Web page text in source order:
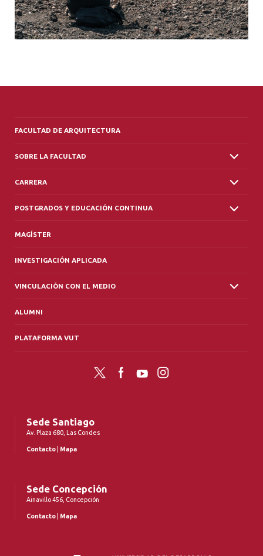
FACULTAD DE ARQUITECTURA
SOBRE LA FACULTAD
CARRERA
POSTGRADOS Y EDUCACIÓN CONTINUA
MAGÍSTER
INVESTIGACIÓN APLICADA
VINCULACIÓN CON EL MEDIO
ALUMNI
PLATAFORMA VUT
Twitter FacebookYouTubeInstagram
Sede Santiago
Av. Plaza 680, Las Condes
Contacto Mapa
Sede Concepción
Ainavillo 456, Concepción
Contacto Mapa